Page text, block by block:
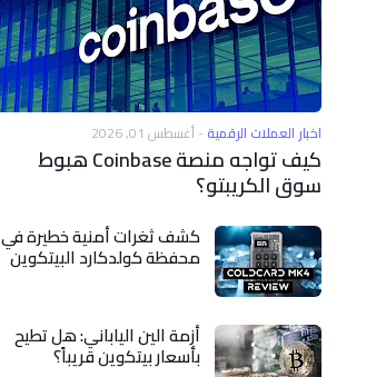
اخبار العملات الرقمية-أغسطس 01, 2026
كيف تواجه منصة Coinbase هبوط
سوق الكريبتو؟
كشف ثغرات أمنية خطيرة في
محفظة كولدكارد البيتكوين
أزمة الين الياباني: هل تطيح
بأسعار بيتكوين قريباً؟